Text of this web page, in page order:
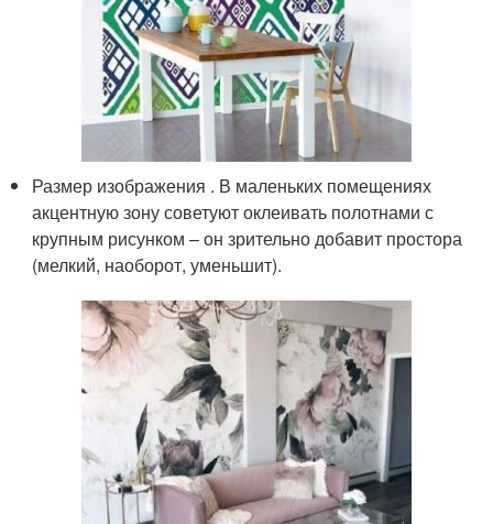
Размер изображения . В маленьких помещениях
акцентную зону советуют оклеивать полотнами с
крупным рисунком – он зрительно добавит простора
(мелкий, наоборот, уменьшит).